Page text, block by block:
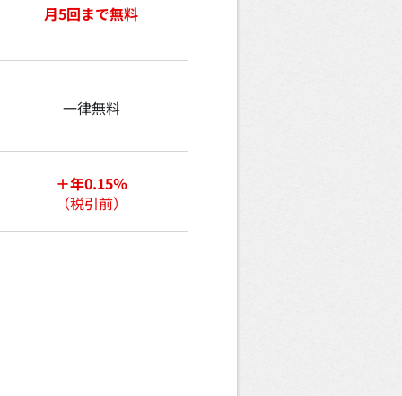
月5回まで無料
一律無料
＋年0.15％
（税引前）